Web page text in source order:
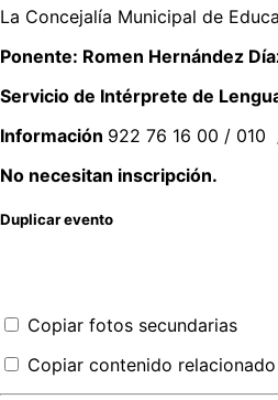
La Concejalía Municipal de
Ponente: Romen Hernández
Servicio de Intérprete de
Información 922 76 16 00 / 010
No necesitan inscripción.
Duplicar evento
Copiar fotos secundarias
Copiar contenido relacionado